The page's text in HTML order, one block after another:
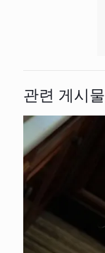
관련 게시물